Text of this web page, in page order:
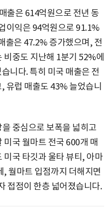
출은 614억원으로 전년 동
이익은 94억원으로 91.1%
출은 47.2% 증가했으며, 전
중도 지난해 1분기 52%에
니다. 특히 미국 매출은 전
유럽 매출도 43% 늘었습니
중심으로 보폭을 넓히고
국 월마트 전국 600개 매
미국 타깃과 울타 뷰티, 아마
, 월마트 입점까지 더해지면
접점이 한층 넓어졌습니다.